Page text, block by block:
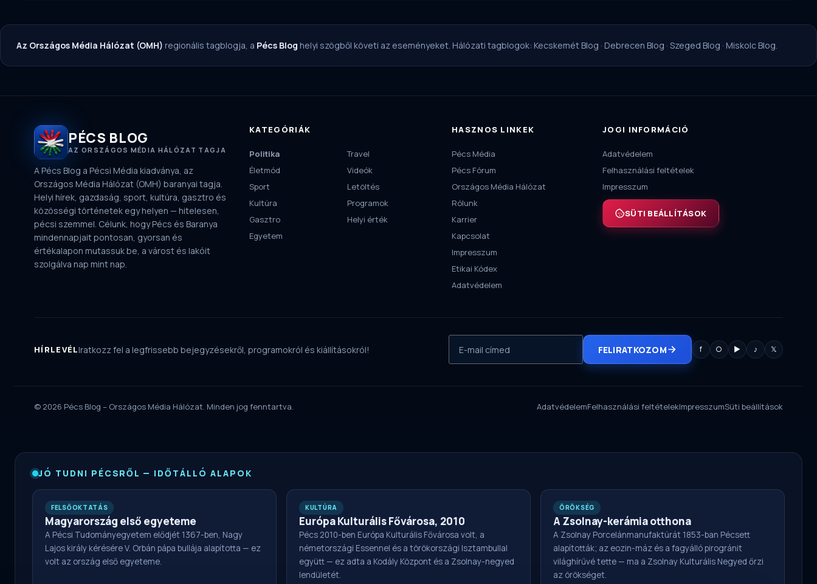
Az Országos Média Hálózat (OMH) regionális tagblogja, a Pécs Blog helyi szögből követi az eseményeket. Hálózati tagblogok: Kecskemét Blog · Debrecen Blog · Szeged Blog · Miskolc Blog.
PÉCS BLOG
AZ ORSZÁGOS MÉDIA HÁLÓZAT TAGJA
A Pécs Blog a Pécsi Média kiadványa, az
Országos Média Hálózat (OMH) baranyai tagja.
Helyi hírek, gazdaság, sport, kultúra, gasztro és
közösségi történetek egy helyen — hitelesen,
pécsi szemmel. Célunk, hogy Pécs és Baranya
mindennapjait pontosan, gyorsan és
értékalapon mutassuk be, a várost és lakóit
szolgálva nap mint nap.
KATEGÓRIÁK
Politika
Életmód
Sport
Kultúra
Gasztro
Egyetem
Travel
Videók
Letöltés
Programok
Helyi érték
HASZNOS LINKEK
Pécs Média
Pécs Fórum
Országos Média Hálózat
Rólunk
Karrier
Kapcsolat
Impresszum
Etikai Kódex
Adatvédelem
JOGI INFORMÁCIÓ
Adatvédelem
Felhasználási feltételek
Impresszum
SÜTI BEÁLLÍTÁSOK
HÍRLEVÉLIratkozz fel a legfrissebb bejegyzésekről, programokról és kiállításokról! FELIRATKOZOM f ○ ▶ ♪ 𝕏
© 2026 Pécs Blog – Országos Média Hálózat. Minden jog fenntartva. AdatvédelemFelhasználási feltételekImpresszumSüti beállítások
JÓ TUDNI PÉCSRŐL — IDŐTÁLLÓ ALAPOK
FELSŐOKTATÁS
Magyarország első egyeteme
A Pécsi Tudományegyetem elődjét 1367-ben, Nagy
Lajos király kérésére V. Orbán pápa bullája alapította — ez
volt az ország első egyeteme.
KULTÚRA
Európa Kulturális Fővárosa, 2010
Pécs 2010-ben Európa Kulturális Fővárosa volt, a
németországi Essennel és a törökországi Isztambullal
együtt — ez adta a Kodály Központ és a Zsolnay-negyed
lendületét.
ÖRÖKSÉG
A Zsolnay-kerámia otthona
A Zsolnay Porcelánmanufaktúrát 1853-ban Pécsett
alapították; az eozin-máz és a fagyálló pirogránit
világhírűvé tette — ma a Zsolnay Kulturális Negyed őrzi
az örökséget.